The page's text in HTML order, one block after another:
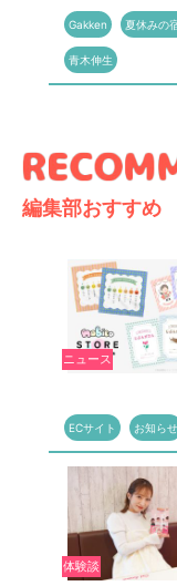
Gakken 夏休みの
青木伸生
編集部おすすめ
ニュース
ECサイト お知らせ
体験談